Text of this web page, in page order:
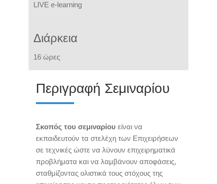
L IVE e-learning
Διάρκεια
16 ώρες
Περιγραφή Σεμιναρίου
Σκοπός του σεμιναρίου είναι να
εκπαιδευτούν τα στελέχη των Επιχειρήσεων
σε τεχνικές ώστε να λύνουν επιχειρηματικά
προβλήματα και να λαμβάνουν αποφάσεις,
σταθμίζοντας ολιστικά τους στόχους της